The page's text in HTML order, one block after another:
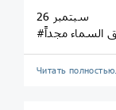
26 سبتمبر
Читать